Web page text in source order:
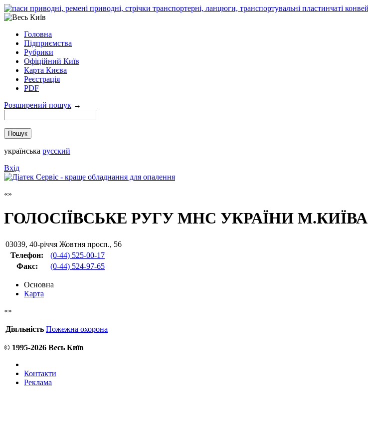
Головна
Підприємства
Рубрики
Офіційний Київ
Карта Києва
Реєстрація
PDF
Розширений пошук →
українська русский
Вхід
ГОЛОСІЇВСЬКЕ РУГУ МНС УКРАЇНИ М.КИЇВА
03039, 40-річчя Жовтня просп., 56
Телефон:
(0-44) 525-00-17
Факс: (0-44) 524-97-65
Основна
Карта
Діяльність Пожежна охорона
© 1995-2026 Весь Київ
Контакти
Реклама